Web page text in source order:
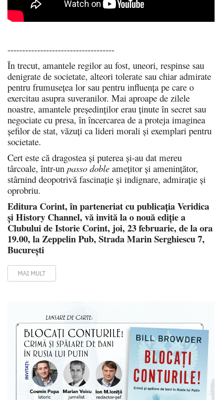
------------------------------------
În trecut, amantele regilor au fost, uneori, respinse sau
denigrate de societate, alteori tolerate sau chiar admirate
pentru frumusețea lor sau pentru influența pe care o
exercitau asupra suveranilor. Mai aproape de zilele
noastre, amantele președinților erau ținute în secret sau
negociate cu presa, în încercarea de a proteja imaginea
șefilor de stat, văzuți ca lideri morali și exemplari pentru
societate.
Cert este că dragostea și puterea și-au dat mereu
târcoale, într-un passo doble amețitor și amenințător,
stârnind deopotrivă fascinație și indignare, admirație și
oprobriu.
Editura Corint, în parteneriat cu publicația Veridica
și History Channel, vă invită la o nouă ediție a
Clubului de Istorie Corint, joi, 23 februarie, de la ora
19.00, la Zeppelin Pub, Strada Marin Serghiescu 7,
București
MAI MULT